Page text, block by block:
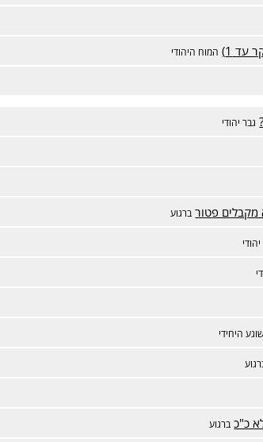
עד 1) המוח היהודי
גבר יהודי
מקבלים פטור ברגוע
היחידי
כ"כ ברגוע